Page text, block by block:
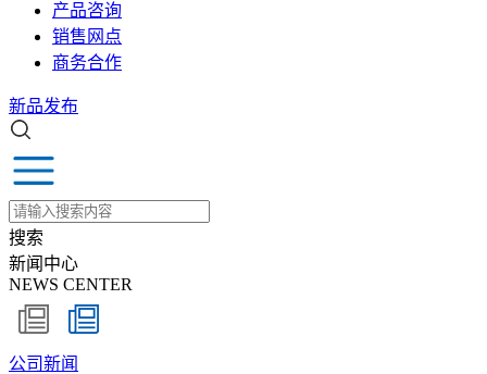
产品咨询
销售网点
商务合作
新品发布
搜索
新闻中心
NEWS CENTER
公司新闻